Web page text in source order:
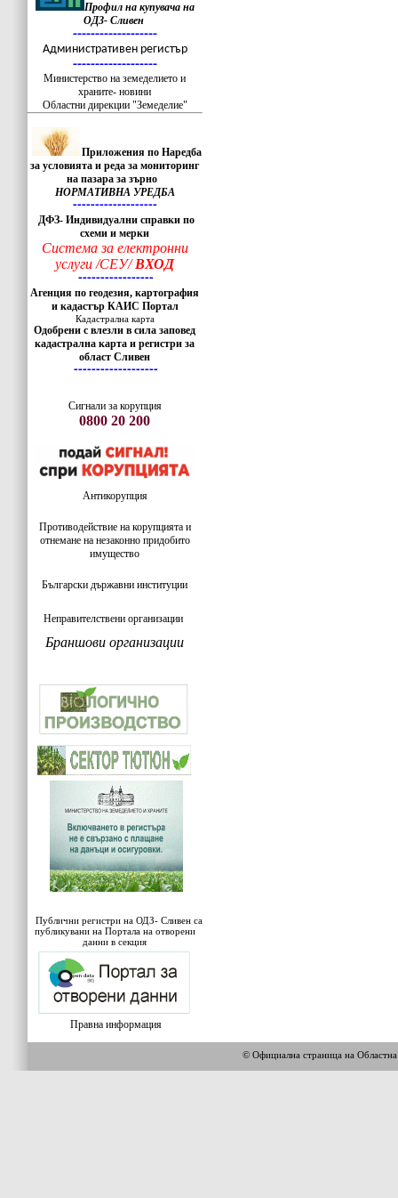
Профил на купувача на
ОДЗ- Сливен
-------------------
Административен регистър
-------------------
Министерство на земеделието и
храните- новини
Областни дирекции "Земеделие"
Приложения по Наредба
за условията и реда за мониторинг
на пазара за зърно
НОРМАТИВНА УРЕДБА
-------------------
ДФЗ- Индивидуални справки по
схеми и мерки
Система за електронни
услуги /СЕУ/ВХОД
-----------------
Агенция по геодезия, картография
и кадастър КАИС Портал
Кадастрална карта
Одобрени с влезли в сила заповед
кадастрална карта и регистри за
област Сливен
-------------------
Сигнали за корупция
0800 20 200
Антикорупция
Противодействие на корупцията и
отнемане на незаконно придобито
имущество
Български държавни институции
Неправителствени организации
Браншови организации
Публични регистри на ОДЗ- Сливен са
публикувани на Портала на отворени
данни в секция
Правна информация
© Официална страница на